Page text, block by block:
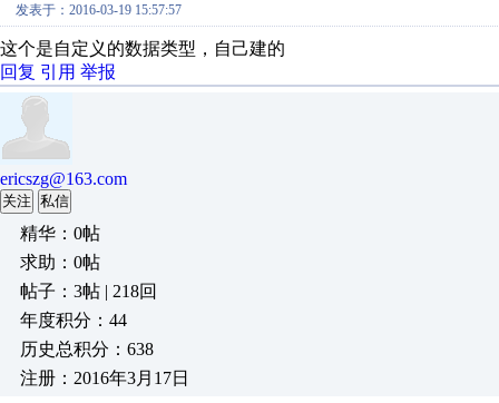
发表于：2016-03-19 15:57:57
这个是自定义的数据类型，自己建的
回复 引用 举报
ericszg@163.com
关注 私信
精华：0帖
求助：0帖
帖子：3帖 | 218回
年度积分：44
历史总积分：638
注册：2016年3月17日